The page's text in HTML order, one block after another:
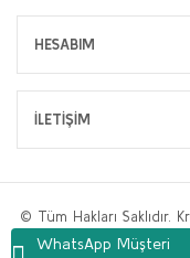
WhatsApp Müşteri
HESABIM
İLETİŞİM
© Tüm Hakları Saklıdır.